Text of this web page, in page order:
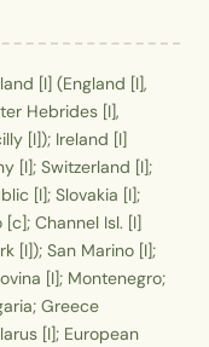
[I] (England [I],
Hebrides [I],
[I]); Ireland [I]
[I]; Switzerland [I];
[I]; Slovakia [I];
Channel Isl. [I]
[I]); San Marino [I];
[I]; Montenegro;
Greece
[I]; European